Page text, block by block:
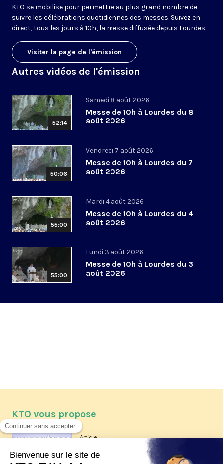
KTO se mobilise pour permettre au plus grand nombre de
suivre les célébrations quotidiennes des messes. Suivez en
direct, tous les jours à 10h, la messe diffusée depuis Lourdes.
Visiter la page de l'émission
Autres vidéos de l'émission
52:14
Samedi 8 août 2026
Messe de 10h à Lourdes du 8
août 2026
50:06
Vendredi 7 août 2026
Messe de 10h à Lourdes du 7
août 2026
55:00
Mardi 4 août 2026
Messe de 10h à Lourdes du 4
août 2026
55:00
Lundi 3 août 2026
Messe de 10h à Lourdes du 3
août 2026
KTO vous propose
Article
Les reportages d'été 2026 de KTO